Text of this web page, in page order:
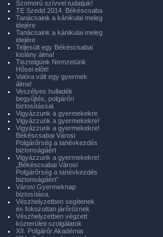
Szomorú szívvel tudatjuk!
TE Szedd 2014. Békéscsaba
Tanácsaink a kánikulai meleg
idejére
Tanácsaink a kánikulai meleg
idejére
Teljesült egy Békéscsabai
kislány álma!
Tisztelgünk Nemzetünk
Hősei előtt!
Valóra vált egy gyermek
álma!
Veszélyes hulladék
begyűjtés, polgárőri
biztosítással.
Vigyázzunk a gyermekekre
Vigyázzunk a gyermekekre!
Vigyázzunk a gyermekekre!
Békéscsabai Városi
Polgárőrség a tanévkezdés
biztonságáért
Vigyázzunk a gyermekekre!
„Békéscsabai Városi
Polgárőrség a tanévkezdés
biztonságáért”
Városi Gyermeknap
biztosítása.
Vészhelyzetben segítenek
és fokozottan járőröznek
Vészhelyzetben végzett
közterületi szolgálatok
XII. Polgárőr Akadémia